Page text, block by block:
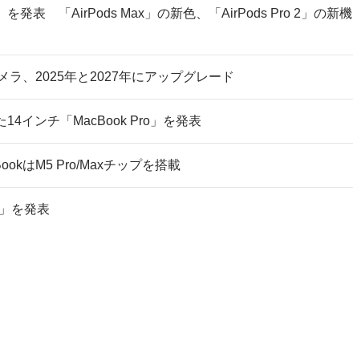
を発表 「AirPods Max」の新色、「AirPods Pro 2」の新機
ラ、2025年と2027年にアップグレード
14インチ「MacBook Pro」を発表
はM5 Pro/Maxチップを搭載
を発表